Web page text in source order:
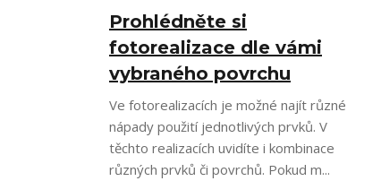
Prohlédněte si
fotorealizace dle vámi
vybraného povrchu
Ve fotorealizacích je možné najít různé
nápady použití jednotlivých prvků. V
těchto realizacích uvidíte i kombinace
různých prvků či povrchů. Pokud m...